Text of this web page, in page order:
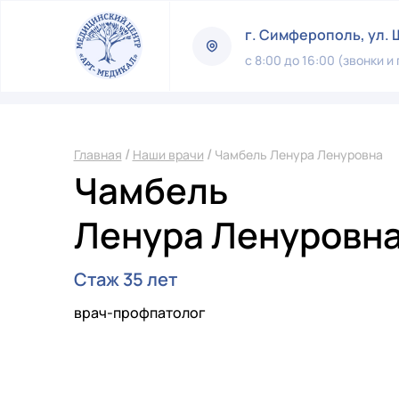
г. Симферополь, ул.
с 8:00 до 16:00 (звонки
Главная / Наши врачи / Чамбель Ленура Ленуровна
Чамбель
Ленура
Стаж 35 лет
врач-профпатолог